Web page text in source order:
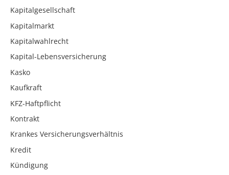
Kapitalgesellschaft
Kapitalmarkt
Kapitalwahlrecht
Kapital-Lebensversicherung
Kasko
Kaufkraft
KFZ-Haftpflicht
Kontrakt
Krankes Versicherungsverhältnis
Kredit
Kündigung